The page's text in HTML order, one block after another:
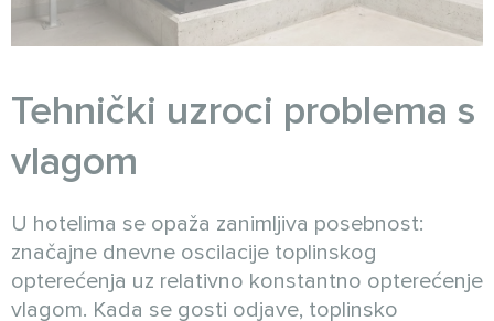
Tehnički uzroci problema s
vlagom
U hotelima se opaža zanimljiva posebnost:
značajne dnevne oscilacije toplinskog
opterećenja uz relativno konstantno opterećenje
vlagom. Kada se gosti odjave, toplinsko